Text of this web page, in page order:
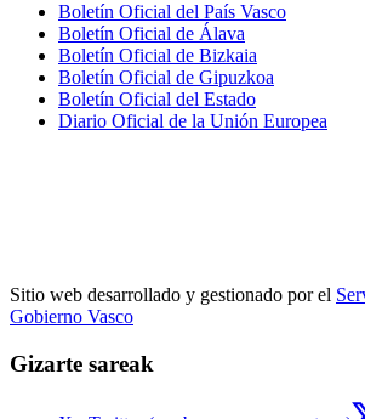
Boletín Oficial del País Vasco
Boletín Oficial de Álava
Boletín Oficial de Bizkaia
Boletín Oficial de Gipuzkoa
Boletín Oficial del Estado
Diario Oficial de la Unión Europea
Sitio web desarrollado y gestionado por el
Gobierno Vasco
Gizarte sareak